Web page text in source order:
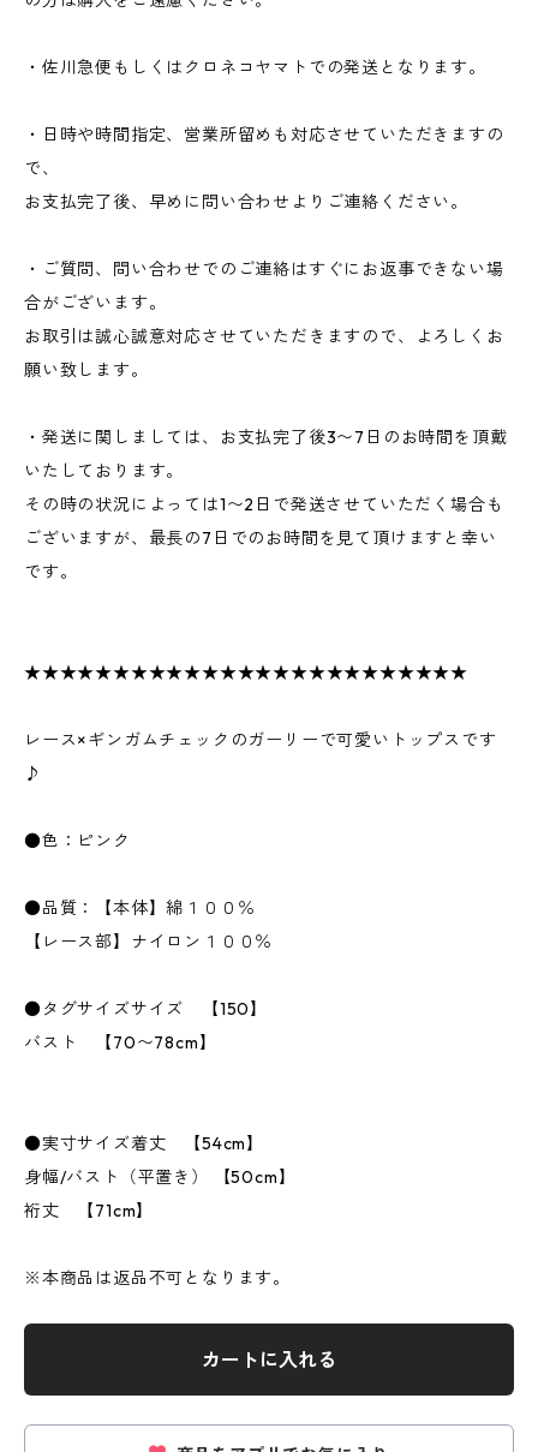
・佐川急便もしくはクロネコヤマトでの発送となります。
・日時や時間指定、営業所留めも対応させていただきますの
で、
お支払完了後、早めに問い合わせよりご連絡ください。
・ご質問、問い合わせでのご連絡はすぐにお返事できない場
合がございます。
お取引は誠心誠意対応させていただきますので、よろしくお
願い致します。
・発送に関しましては、お支払完了後3〜7日のお時間を頂戴
いたしております。
その時の状況によっては1〜2日で発送させていただく場合も
ございますが、最長の7日でのお時間を見て頂けますと幸い
です。
★★★★★★★★★★★★★★★★★★★★★★★★★
レース×ギンガムチェックのガーリーで可愛いトップスです
♪
●色：ピンク
●品質：【本体】綿１００％
【レース部】ナイロン１００％
●タグサイズサイズ 【150】
バスト 【70〜78cm】
●実寸サイズ着丈 【54cm】
身幅/バスト（平置き） 【50cm】
裄丈 【71cm】
※本商品は返品不可となります。
カートに入れる